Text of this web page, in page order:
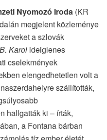
Nyomozó Iroda (KR
megjelent közleménye
a szlovák
B. Karol ideiglenes
cselekmények
elengedhetetlen volt a
szállították,
hallgatták ki – írták,
a Fontana bárban